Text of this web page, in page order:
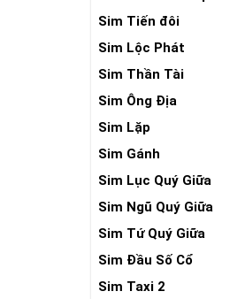
Sim Tiến đôi
Sim Lộc Phát
Sim Thần Tài
Sim Ông Địa
Sim Lặp
Sim Gánh
Sim Lục Quý Giữa
Sim Ngũ Quý Giữa
Sim Tứ Quý Giữa
Sim Đầu Số Cổ
Sim Taxi 2